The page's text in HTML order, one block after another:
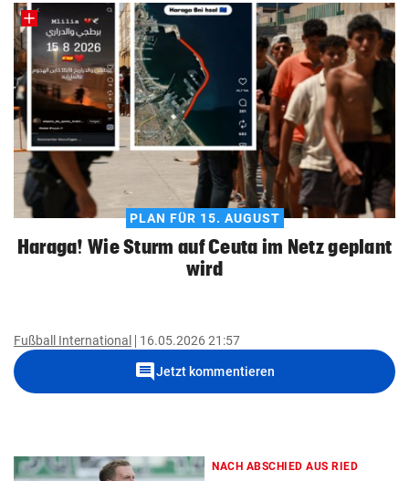
PLAN FÜR 15. AUGUST
Haraga! Wie Sturm auf Ceuta im Netz geplant
wird
Fußball International 16.05.2026 21:57
commentJetzt kommentieren
NACH ABSCHIED AUS RIED